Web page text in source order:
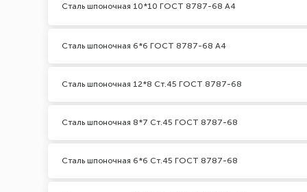
Сталь шпоночная 10*10 ГОСТ 8787-68 А4
Сталь шпоночная 6*6 ГОСТ 8787-68 А4
Сталь шпоночная 12*8 Ст.45 ГОСТ 8787-68
Сталь шпоночная 8*7 Ст.45 ГОСТ 8787-68
Сталь шпоночная 6*6 Ст.45 ГОСТ 8787-68